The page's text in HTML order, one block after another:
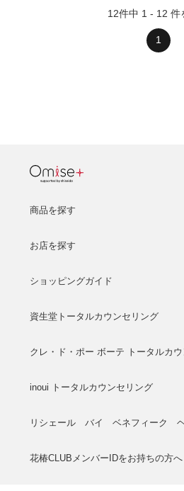
12件中 1 - 12 件
1
商品を探す
お店を探す
ショッピングガイド
資生堂トータルカウンセリング
クレ・ド・ポー ボーテ トータルカ
inoui トータルカウンセリング
リシェール バイ ベネフィーク ヘ
花椿CLUBメンバーIDをお持ちの方へ